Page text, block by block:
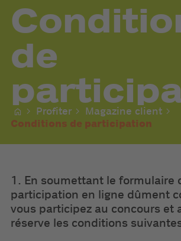
de
Profiter
Magazine client
Conditions de participation
1. En soumettant le formulaire
participation en ligne dûment
vous participez au concours et
réserve les conditions